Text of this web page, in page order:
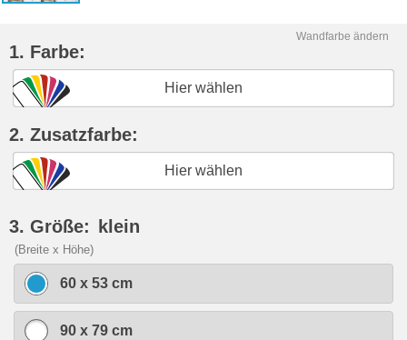
Wandfarbe ändern
1. Farbe:
Hier wählen
2. Zusatzfarbe:
Hier wählen
3. Größe: klein
(Breite x Höhe)
60 x 53 cm
90 x 79 cm